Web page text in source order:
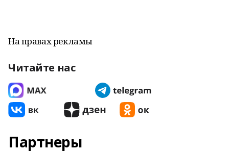
На правах рекламы
Читайте нас
Партнеры